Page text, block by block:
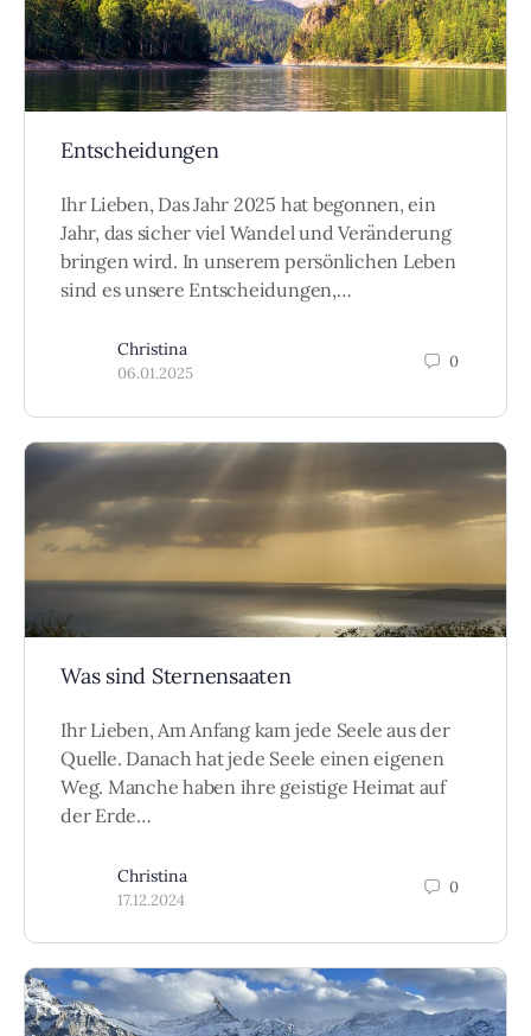
Entscheidungen
Ihr Lieben, Das Jahr 2025 hat begonnen, ein
Jahr, das sicher viel Wandel und Veränderung
bringen wird. In unserem persönlichen Leben
sind es unsere Entscheidungen,…
Christina
06.01.2025
0
Was sind Sternensaaten
Ihr Lieben, Am Anfang kam jede Seele aus der
Quelle. Danach hat jede Seele einen eigenen
Weg. Manche haben ihre geistige Heimat auf
der Erde…
Christina
17.12.2024
0